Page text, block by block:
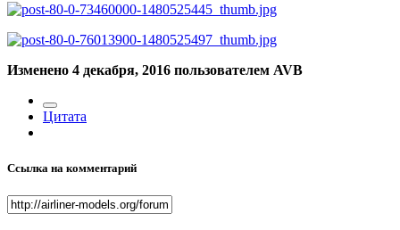
Изменено 4 декабря, 2016 пользователем AVB
Цитата
Ссылка на комментарий